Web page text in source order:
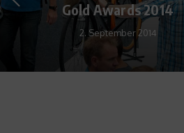
Inlineskaten
29. August 2017